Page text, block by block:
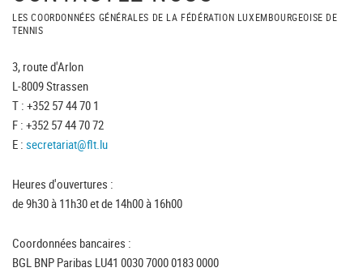
LES COORDONNÉES GÉNÉRALES DE LA FÉDÉRATION LUXEMBOURGEOISE DE
TENNIS
3, route d'Arlon
L-8009 Strassen
T : +352 57 44 70 1
F : +352 57 44 70 72
E : secretariat@flt.lu
Heures d'ouvertures :
de 9h30 à 11h30 et de 14h00 à 16h00
Coordonnées bancaires :
BGL BNP Paribas LU41 0030 7000 0183 0000